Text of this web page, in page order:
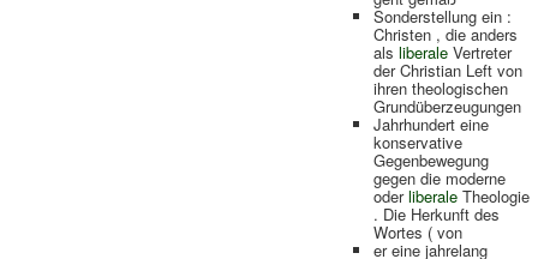
Sonderstellung ein :
Christen , die anders
als liberale Vertreter
der Christian Left von
ihren theologischen
Grundüberzeugungen
Jahrhundert eine
konservative
Gegenbewegung
gegen die moderne
oderliberale Theologie
. Die Herkunft des
Wortes ( von
er eine jahrelang